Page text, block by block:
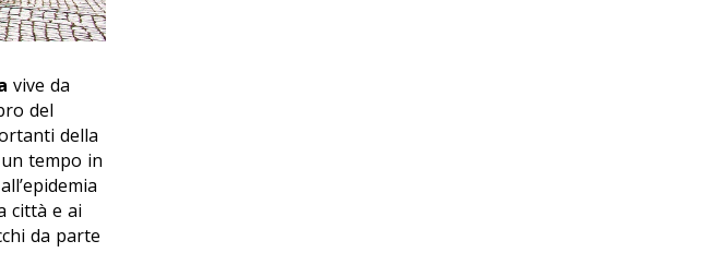
vive da
del
della
tempo in
città e ai
da parte